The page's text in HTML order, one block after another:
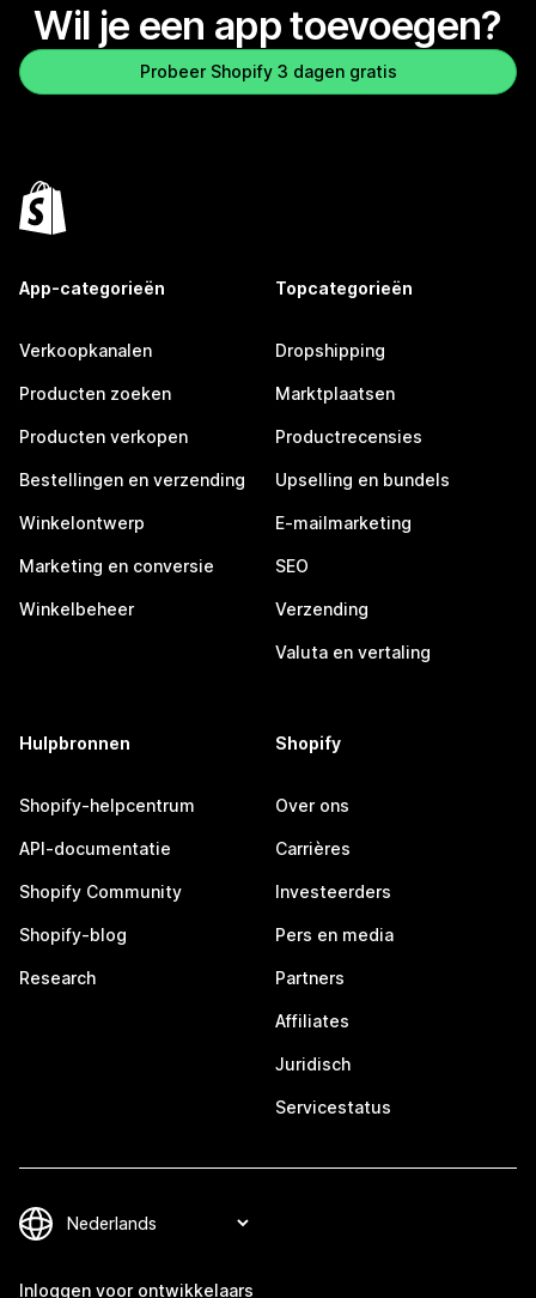
Wil je een app toevoegen?
Probeer Shopify 3 dagen gratis
App-categorieën
Verkoopkanalen
Producten zoeken
Producten verkopen
Bestellingen en verzending
Winkelontwerp
Marketing en conversie
Winkelbeheer
Topcategorieën
Dropshipping
Marktplaatsen
Productrecensies
Upselling en bundels
E-mailmarketing
SEO
Verzending
Valuta en vertaling
Hulpbronnen
Shopify-helpcentrum
API-documentatie
Shopify Community
Shopify-blog
Research
Shopify
Over ons
Carrières
Investeerders
Pers en media
Partners
Affiliates
Juridisch
Servicestatus
Inloggen voor ontwikkelaars